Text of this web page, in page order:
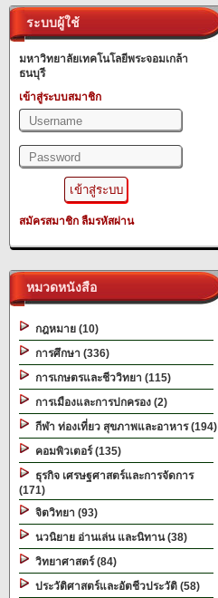
ระบบผู้ใช้
มหาวิทยาลัยเทคโนโลยีพระจอมเกล้า
ธนบุรี
เข้าสู่ระบบสมาชิก
สมัครสมาชิก ลืมรหัสผ่าน
หมวดหนังสือ
กฎหมาย (10)
การศึกษา (336)
การเกษตรและชีววิทยา (115)
การเมืองและการปกครอง (2)
กีฬา ท่องเที่ยว สุขภาพและอาหาร (194)
คอมพิวเตอร์ (135)
ธุรกิจ เศรษฐศาสตร์และการจัดการ
(171)
จิตวิทยา (93)
นวนิยาย อ่านเล่น และนิทาน (38)
วิทยาศาสตร์ (84)
ประวัติศาสตร์และอัตชีวประวัติ (58)